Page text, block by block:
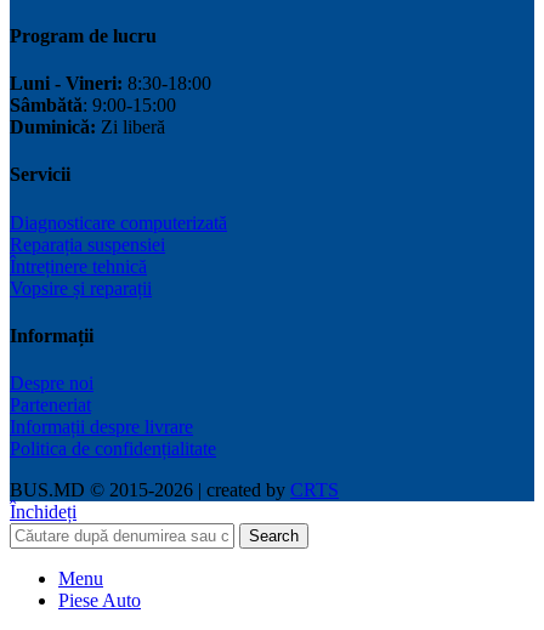
Program de lucru
Luni - Vineri: 8:30-18:00
Sâmbătă: 9:00-15:00
Duminică: Zi liberă
Servicii
Diagnosticare computerizată
Reparația suspensiei
Întreținere tehnică
Vopsire și reparații
Informații
Despre noi
Parteneriat
Informații despre livrare
Politica de confidențialitate
BUS.MD © 2015-2026 | created by CRTS
Închideți
Search
Menu
Piese Auto